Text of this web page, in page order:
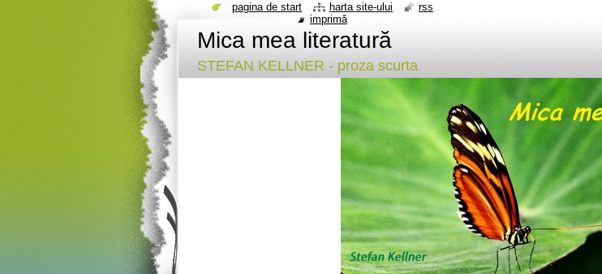
Mica mea literatură
STEFAN KELLNER - proza scurta
pagina de start harta site-ului
rss
imprimă